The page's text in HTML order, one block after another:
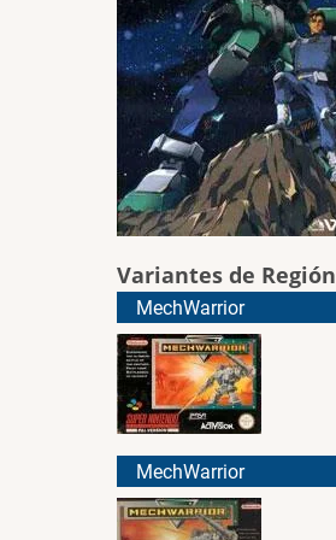
Variantes de Región
MechWarrior
MechWarrior